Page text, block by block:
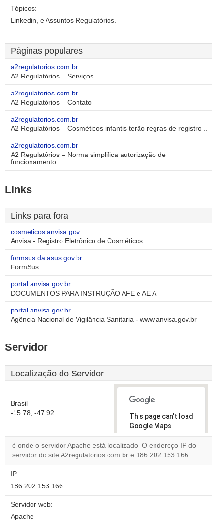
Tópicos:
Linkedin, e Assuntos Regulatórios.
Páginas populares
a2regulatorios.com.br
A2 Regulatórios – Serviços
a2regulatorios.com.br
A2 Regulatórios – Contato
a2regulatorios.com.br
A2 Regulatórios – Cosméticos infantis terão regras de registro ..
a2regulatorios.com.br
A2 Regulatórios – Norma simplifica autorização de
funcionamento ..
Links
Links para fora
cosmeticos.anvisa.gov...
Anvisa - Registro Eletrônico de Cosméticos
formsus.datasus.gov.br
FormSus
portal.anvisa.gov.br
DOCUMENTOS PARA INSTRUÇÃO AFE e AE A
portal.anvisa.gov.br
Agência Nacional de Vigilância Sanitária - www.anvisa.gov.br
Servidor
Localização do Servidor
Brasil
-15.78, -47.92
This page can't load
Google Maps
correctly.
Do you
own this
OK
é onde o servidor Apache está localizado. O endereço IP do
servidor do site A2regulatorios.com.br é 186.202.153.166.
IP:
186.202.153.166
Servidor web:
Apache